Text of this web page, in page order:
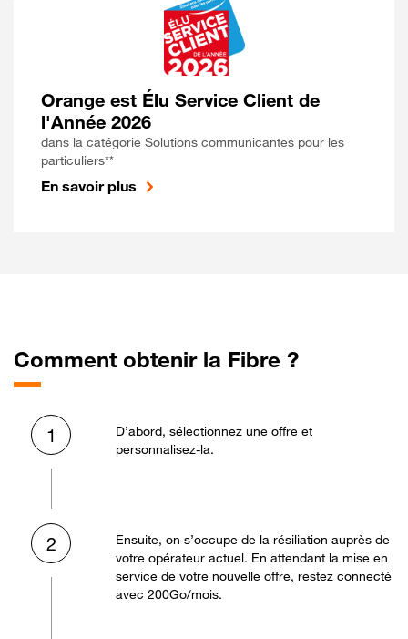
Orange est Élu Service Client de
l'Année 2026
dans la catégorie Solutions communicantes pour les
particuliers**
En savoir plus
Comment obtenir la Fibre ?
1
D’abord, sélectionnez une offre et
personnalisez-la.
2
Ensuite, on s’occupe de la résiliation auprès de
votre opérateur actuel. En attendant la mise en
service de votre nouvelle offre, restez connecté
avec 200Go/mois.